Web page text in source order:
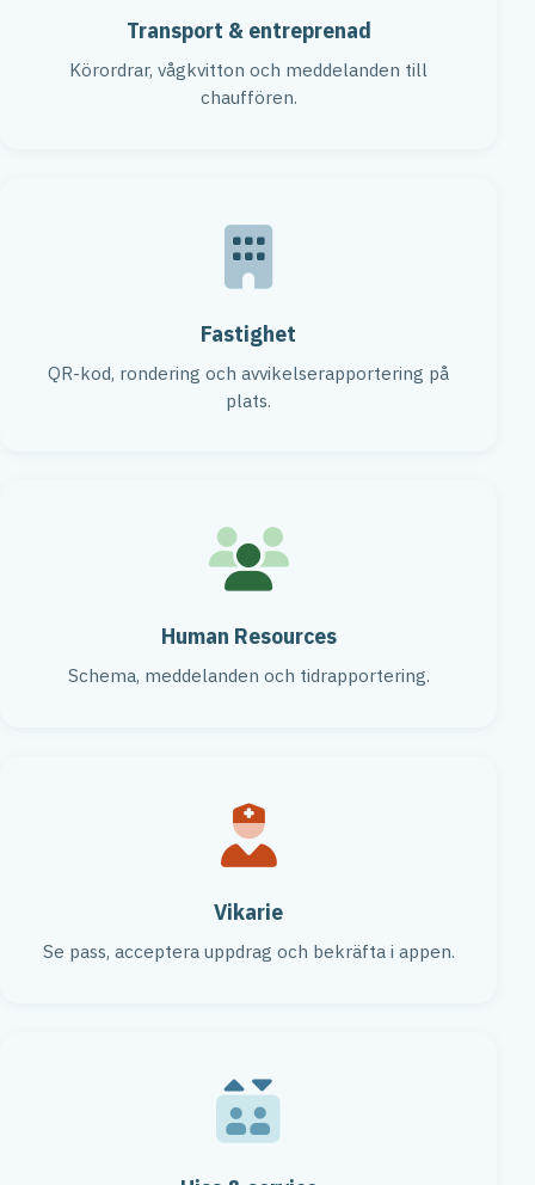
Transport & entreprenad
Körordrar, vågkvitton och meddelanden till
chauffören.
Fastighet
QR-kod, rondering och avvikelserapportering på
plats.
Human Resources
Schema, meddelanden och tidrapportering.
Vikarie
Se pass, acceptera uppdrag och bekräfta i appen.